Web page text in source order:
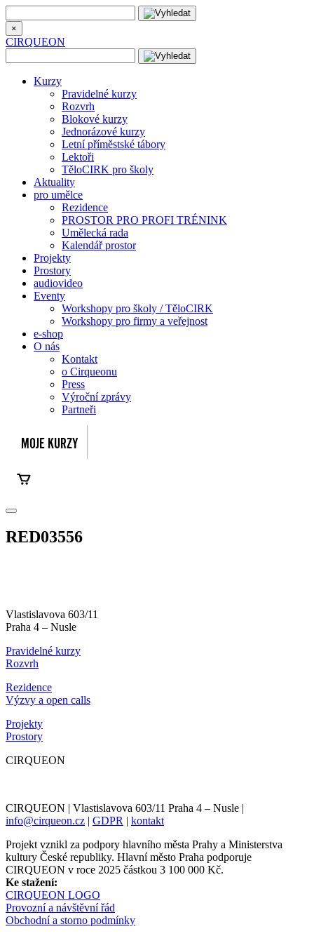
×
CIRQUEON
Kurzy
Pravidelné kurzy
Rozvrh
Blokové kurzy
Jednorázové kurzy
Letní příměstské tábory
Lektoři
TěloCIRK pro školy
Aktuality
pro umělce
Rezidence
PROSTOR PRO PROFI TRÉNINK
Umělecká rada
Kalendář prostor
Projekty
Prostory
audiovideo
Eventy
Workshopy pro školy / TěloCIRK
Workshopy pro firmy a veřejnost
e-shop
O nás
Kontakt
o Cirqueonu
Press
Výroční zprávy
Partneři
RED03556
Vlastislavova 603/11
Praha 4 – Nusle
Pravidelné kurzy
Rozvrh
Rezidence
Výzvy a open calls
Projekty
Prostory
CIRQUEON
CIRQUEON | Vlastislavova 603/11 Praha 4 – Nusle |
info@cirqueon.cz | GDPR | kontakt
Projekt vznikl za podpory hlavního města Prahy a Ministerstva
kultury České republiky. Hlavní město Praha podporuje
CIRQUEON v roce 2025 částkou 3 100 000 Kč.
Ke stažení:
CIRQUEON LOGO
Provozní a návštěvní řád
Obchodní a storno podmínky